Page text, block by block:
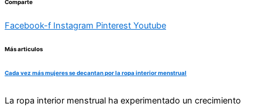
Comparte
Facebook-f Instagram Pinterest Youtube
Más articulos
Cada vez más mujeres se decantan por la ropa interior menstrual
La ropa interior menstrual ha experimentado un crecimiento